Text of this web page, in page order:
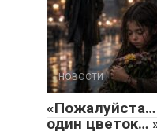
НОВОСТИ
один цветок…